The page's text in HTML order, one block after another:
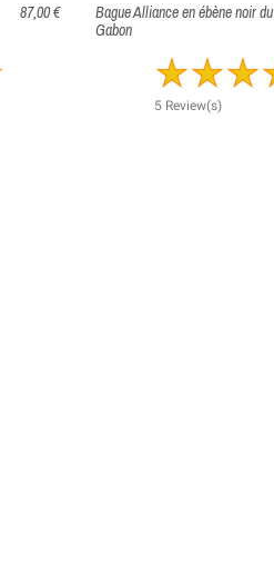
87,00 €
Bague Alliance en ébène noir du
Gabon
5 Review(s)